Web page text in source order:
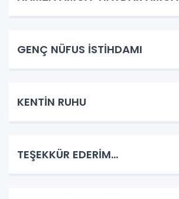
GENÇ NÜFUS İSTİHDAMI
KENTİN RUHU
TEŞEKKÜR EDERİM…